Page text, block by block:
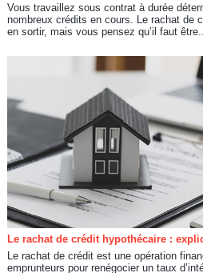
Vous travaillez sous contrat à durée
nombreux crédits en cours. Le rachat de
en sortir, mais vous pensez qu’il faut être...
Le rachat de crédit hypothécaire :
Le rachat de crédit est une opération
emprunteurs pour renégocier un taux